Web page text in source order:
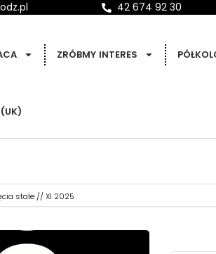
42 674 92 30
ZRÓBMY INTERES
stałe // XI 2025